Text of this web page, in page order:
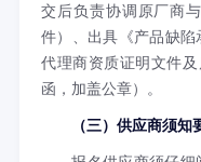
交后负责协调原厂商
件）、出具《产品缺
代理商资质证明文件
函，加盖公章）。
（三）供应商须知